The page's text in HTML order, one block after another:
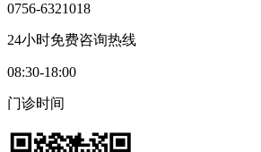
0756-6321018
24小时免费咨询热线
08:30-18:00
门诊时间